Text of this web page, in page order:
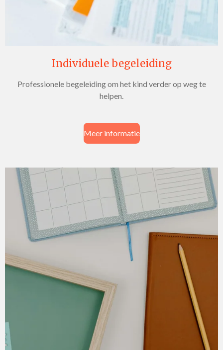
Individuele begeleiding
Professionele begeleiding om het kind verder op weg te
helpen.
Meer informatie